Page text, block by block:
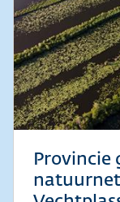
Provincie